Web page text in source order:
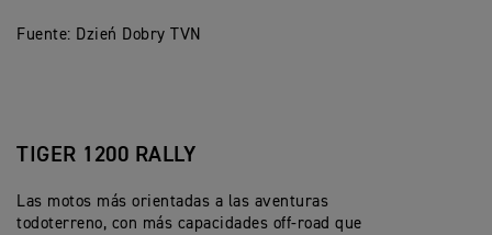
Fuente: Dzień Dobry TVN
TIGER 1200 RALLY
Las motos más orientadas a las aventuras
todoterreno, con más capacidades off-road que